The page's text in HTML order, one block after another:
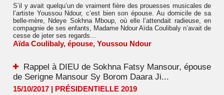
S’il y avait quelqu’un de vraiment fière des prouesses musicales de
l’artiste Youssou Ndour, c’est bien son épouse. Au domicile de sa
belle-mère, Ndeye Sokhna Mboup, où elle l’attendait radieuse, en
compagnie de ses enfants, Madame Ndour Aïda Coulibaly n’avait de
cesse de jeter ses regards...
Aïda Coulibaly, épouse, Youssou Ndour
Rappel à DIEU de Sokhna Fatsy Mansour, épouse
de Serigne Mansour Sy Borom Daara Ji...
15/10/2017 | PRÉSIDENTIELLE 2019